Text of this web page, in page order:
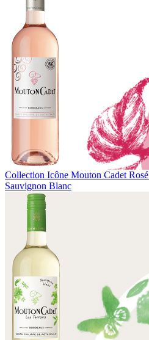
Collection Icône Mouton Cadet Rosé
Sauvignon Blanc